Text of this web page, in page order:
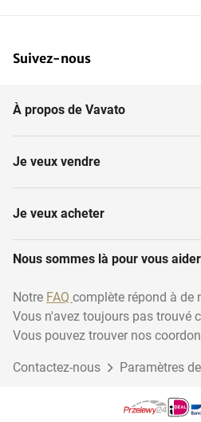
Tiles
pierre...
Suivez-nous
À propos de Vavato
Je veux vendre
Je veux acheter
Nous sommes là pour vous aider
Notre FAQ complète répond à de
Vous n'avez toujours pas trouvé
Vous pouvez trouver nos
Contactez-nous Paramètres